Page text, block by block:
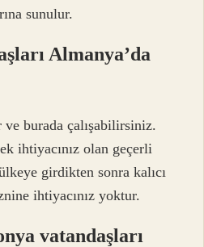
sunulur.
Almanya’da
burada çalışabilirsiniz.
ihtiyacınız olan geçerli
girdikten sonra kalıcı
ihtiyacınız yoktur.
vatandaşları